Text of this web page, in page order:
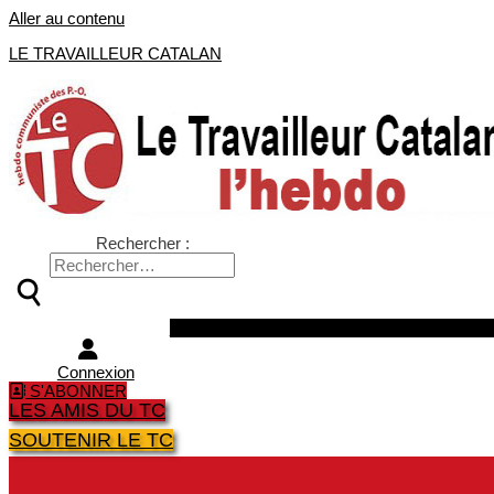
Aller au contenu
LE TRAVAILLEUR CATALAN
Rechercher :
Connexion
S'ABONNER
LES AMIS DU TC
SOUTENIR LE TC